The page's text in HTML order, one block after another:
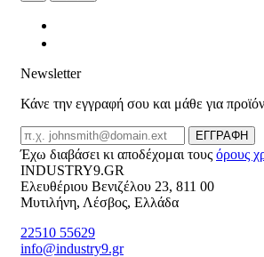
Newsletter
Κάνε την εγγραφή σου και μάθε για
Email
ΕΓΓΡΑΦΗ
Έχω διαβάσει κι αποδέχομαι τους όρους
INDUSTRY9.GR
Ελευθέριου Βενιζέλου 23, 811 00
Μυτιλήνη, Λέσβος, Ελλάδα
22510 55629
info@industry9.gr